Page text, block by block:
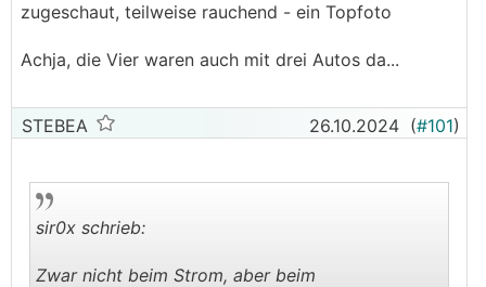
zugeschaut, teilweise rauchend - ein Topfoto
Achja, die Vier waren auch mit drei Autos da...
STEBEA 26.10.2024 (#101)
sir0x schrieb:
Zwar nicht beim Strom, aber beim